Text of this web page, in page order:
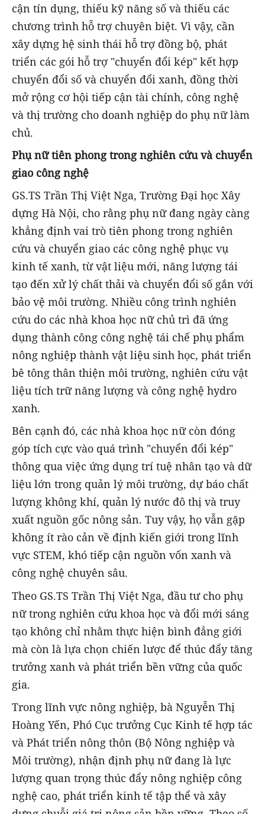
cận tín dụng, thiếu kỹ năng số và thiếu các
chương trình hỗ trợ chuyên biệt. Vì vậy, cần
xây dựng hệ sinh thái hỗ trợ đồng bộ, phát
triển các gói hỗ trợ "chuyển đổi kép" kết hợp
chuyển đổi số và chuyển đổi xanh, đồng thời
mở rộng cơ hội tiếp cận tài chính, công nghệ
và thị trường cho doanh nghiệp do phụ nữ làm
chủ.
Phụ nữ tiên phong trong nghiên cứu và chuyển
giao công nghệ
GS.TS Trần Thị Việt Nga, Trường Đại học Xây
dựng Hà Nội, cho rằng phụ nữ đang ngày càng
khẳng định vai trò tiên phong trong nghiên
cứu và chuyển giao các công nghệ phục vụ
kinh tế xanh, từ vật liệu mới, năng lượng tái
tạo đến xử lý chất thải và chuyển đổi số gắn với
bảo vệ môi trường. Nhiều công trình nghiên
cứu do các nhà khoa học nữ chủ trì đã ứng
dụng thành công công nghệ tái chế phụ phẩm
nông nghiệp thành vật liệu sinh học, phát triển
bê tông thân thiện môi trường, nghiên cứu vật
liệu tích trữ năng lượng và công nghệ hydro
xanh.
Bên cạnh đó, các nhà khoa học nữ còn đóng
góp tích cực vào quá trình "chuyển đổi kép"
thông qua việc ứng dụng trí tuệ nhân tạo và dữ
liệu lớn trong quản lý môi trường, dự báo chất
lượng không khí, quản lý nước đô thị và truy
xuất nguồn gốc nông sản. Tuy vậy, họ vẫn gặp
không ít rào cản về định kiến giới trong lĩnh
vực STEM, khó tiếp cận nguồn vốn xanh và
công nghệ chuyên sâu.
Theo GS.TS Trần Thị Việt Nga, đầu tư cho phụ
nữ trong nghiên cứu khoa học và đổi mới sáng
tạo không chỉ nhằm thực hiện bình đẳng giới
mà còn là lựa chọn chiến lược để thúc đẩy tăng
trưởng xanh và phát triển bền vững của quốc
gia.
Trong lĩnh vực nông nghiệp, bà Nguyễn Thị
Hoàng Yến, Phó Cục trưởng Cục Kinh tế hợp tác
và Phát triển nông thôn (Bộ Nông nghiệp và
Môi trường), nhận định phụ nữ đang là lực
lượng quan trọng thúc đẩy nông nghiệp công
nghệ cao, phát triển kinh tế tập thể và xây